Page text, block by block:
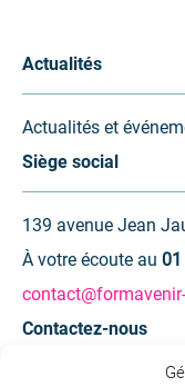
Actualités
Actualités et
Siège social
139 avenue Jean
À votre écoute au
Contactez-nous